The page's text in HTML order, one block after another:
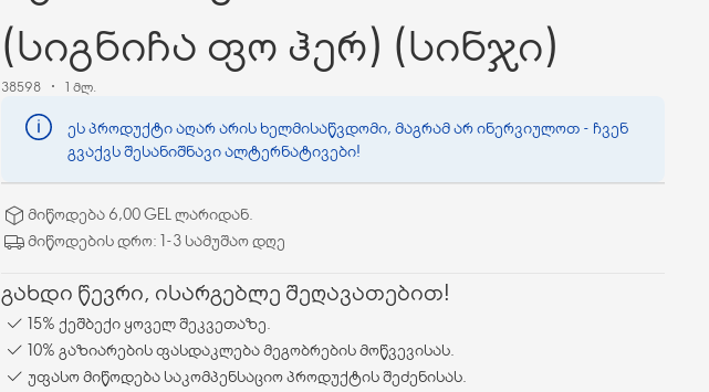
(სიგნიჩა ფო ჰერ) (სინჯი)
38598 1 მლ.
ეს პროდუქტი აღარ არის ხელმისაწვდომი, მაგრამ არ ინერვიულოთ - ჩვენ
გვაქვს შესანიშნავი ალტერნატივები!
მიწოდება 6,00 GEL ლარიდან.
მიწოდების დრო: 1-3 სამუშაო დღე
გახდი წევრი, ისარგებლე შეღავათებით!
15% ქეშბექი ყოველ შეკვეთაზე.
10% გაზიარების ფასდაკლება მეგობრების მოწვევისას.
უფასო მიწოდება საკომპენსაციო პროდუქტის შეძენისას.